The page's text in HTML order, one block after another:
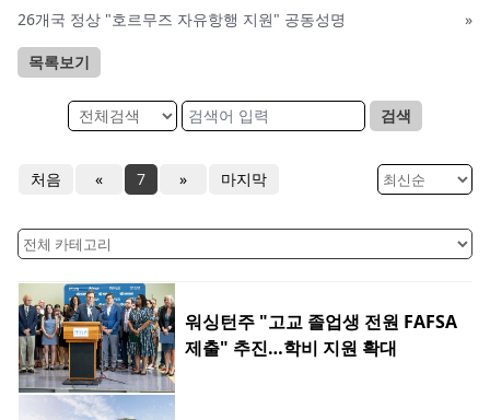
26개국 정상 "호르무즈 자유항행 지원" 공동성명 »
목록보기
검색
처음 « 7 » 마지막
워싱턴주 "고교 졸업생 전원 FAFSA
제출" 추진…학비 지원 확대